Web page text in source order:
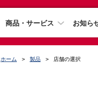
商品・サービス お知ら
ホーム 製品 店舗の選択